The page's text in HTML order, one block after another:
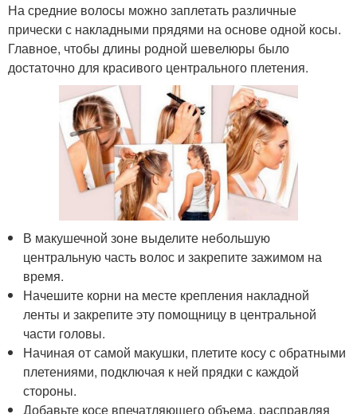
На средние волосы можно заплетать различные
прически с накладными прядями на основе одной косы.
Главное, чтобы длины родной шевелюры было
достаточно для красивого центрального плетения.
В макушечной зоне выделите небольшую
центральную часть волос и закрепите зажимом на
время.
Начешите корни на месте крепления накладной
ленты и закрепите эту помощницу в центральной
части головы.
Начиная от самой макушки, плетите косу с обратными
плетениями, подключая к ней прядки с каждой
стороны.
Добавьте косе впечатляющего объема, расправляя